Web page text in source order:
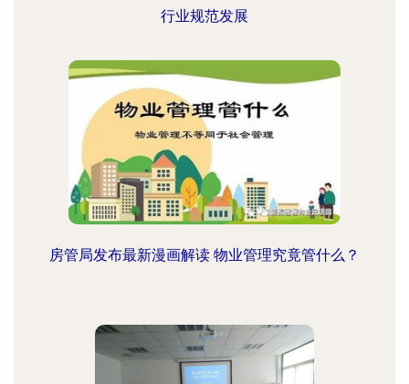
行业规范发展
房管局发布最新漫画解读 物业管理究竟管什么？